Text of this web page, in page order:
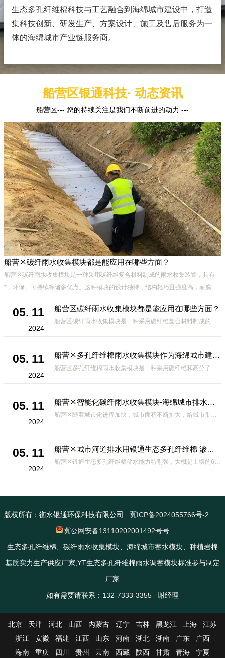
生态多孔纤维棉科技与工艺融合到海绵城市建设中，打造
集科技创新、研发生产、方案设计、施工及售后服务为一
体的海绵城市产业链服务商。
船营区银通科技· 动态资讯
船营区--- 您的持续关注是我们不断前进的动力 ---
船营区碳纤雨水收集模块都是能应用在哪些方面？
船营区碳纤雨水收集模块是一种采用碳纤维复合材料制成的雨水收集装置，具有
*、环保、可持续等诸多优点。这种模块的设计独特，结构轻巧且强度高，耐腐
05. 11
2024
船营区碳纤雨水收集模块都是能应用在哪些方面？
船营区碳纤雨水收集模块是一种采用碳纤维复合材料制成的雨水收集装置，具有*、环保、可持续等诸多优点。这种模块的设计独特，结构轻巧且强度高，耐腐蚀，能够在各种环境条件下稳定运行。其广泛的应用领域不仅体现在城市规
05. 11
2024
船营区多孔纤维棉雨水收集模块作为海绵城市建设中的一种创新材料
船营区多孔纤维棉雨水收集模块是一种采用碳纤维和高分子材料复合而成的新型材料。它拥有高度多孔的结构，能够有效吸收和储存雨水，同时利用其独特的导流设计，将雨水迅速排出，有效防止城市内涝的发生。此外，该材料还具有
05. 11
2024
船营区智能化碳纤雨水收集模块-海绵城市排水蓄水系统的优选项
船营区随着城市化进程加快，城市面积不断扩大，给城市带来的问题也随之增加。其中之一就是水资源的短缺。雨水收集是一种解决城市水资源短缺的有效途径。在雨水收集技术中，智能化碳纤雨水收集模块的出现，为解决城市水资源
05. 11
2024
船营区城市河道排水用银通生态多孔纤维棉 渗透性好重量轻
船营区银通生态多孔纤维棉储水能力特别强，大概是土壤的6倍，所以在下暴雨或者是严重的雨雪天气时，能将降水量很好的吸收掉，到了天气晴朗之后又会将这些水分蒸发到空气中。这种材料在绿化环保上能起到很大的作用，能够大
版权所有：衡水银通环保科技有限公司
冀ICP备2024055766号-2
冀公网安备13110202001492号号
生态多孔纤维棉、碳纤雨水收集模块、海绵城市蓄水模块、种植岩棉
基质实力生产供应厂家;YT生态多孔纤维棉雨水调蓄模块标准参与制定
厂家
如有需要请联系：132-7333-3355 谢经理
北京 天津 河北 山西 内蒙古 辽宁 吉林 黑龙江 上海
江苏
浙江
安徽 福建 江西 山东 河南 湖北 湖南 广东
广西
海南
重庆 四川 贵州 云南 西藏 陕西 甘肃 青海 宁夏